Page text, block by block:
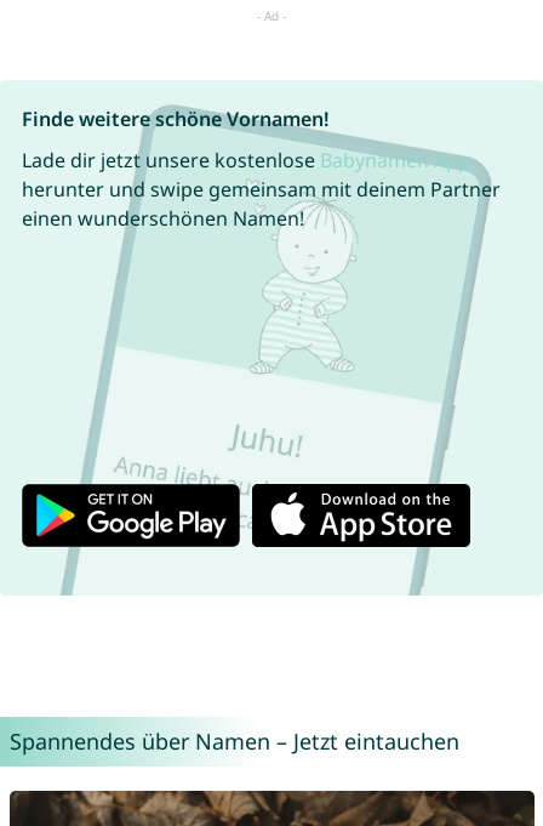
Finde weitere schöne Vornamen!
Lade dir jetzt unsere kostenlose Babynamen App
herunter und swipe gemeinsam mit deinem Partner
einen wunderschönen Namen!
Spannendes über Namen – Jetzt eintauchen